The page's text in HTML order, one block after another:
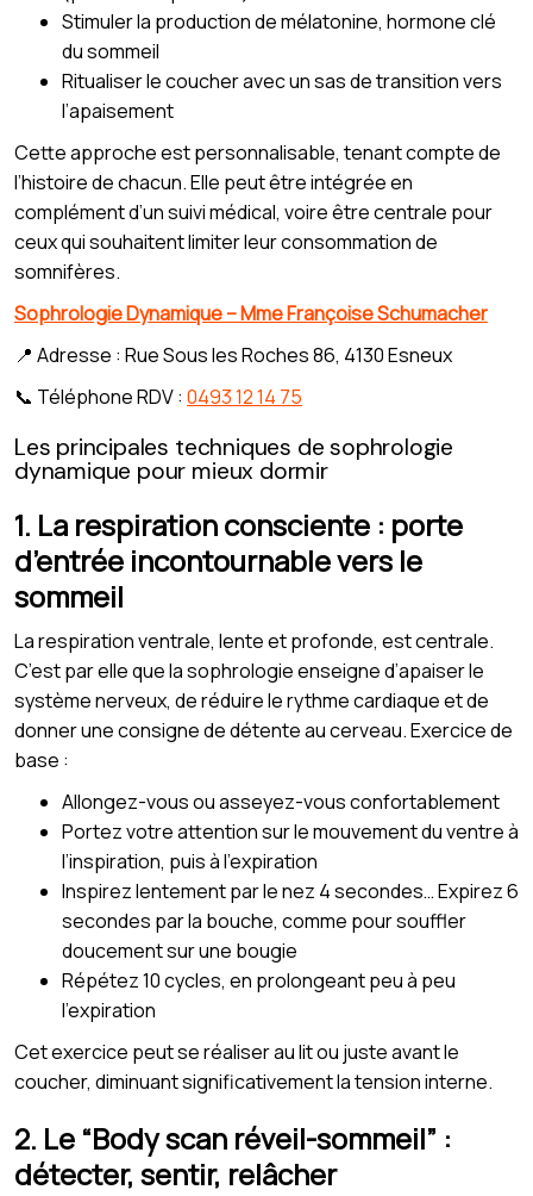
Stimuler la production de mélatonine, hormone clé
du sommeil
Ritualiser le coucher avec un sas de transition vers
l’apaisement
Cette approche est personnalisable, tenant compte de
l’histoire de chacun. Elle peut être intégrée en
complément d’un suivi médical, voire être centrale pour
ceux qui souhaitent limiter leur consommation de
somnifères.
Sophrologie Dynamique – Mme Françoise Schumacher
📍 Adresse : Rue Sous les Roches 86, 4130 Esneux
📞 Téléphone RDV : 0493 12 14 75
Les principales techniques de sophrologie
dynamique pour mieux dormir
1. La respiration consciente : porte
d’entrée incontournable vers le
sommeil
La respiration ventrale, lente et profonde, est centrale.
C’est par elle que la sophrologie enseigne d’apaiser le
système nerveux, de réduire le rythme cardiaque et de
donner une consigne de détente au cerveau. Exercice de
base :
Allongez-vous ou asseyez-vous confortablement
Portez votre attention sur le mouvement du ventre à
l’inspiration, puis à l’expiration
Inspirez lentement par le nez 4 secondes… Expirez 6
secondes par la bouche, comme pour souffler
doucement sur une bougie
Répétez 10 cycles, en prolongeant peu à peu
l’expiration
Cet exercice peut se réaliser au lit ou juste avant le
coucher, diminuant significativement la tension interne.
2. Le “Body scan réveil-sommeil” :
détecter, sentir, relâcher